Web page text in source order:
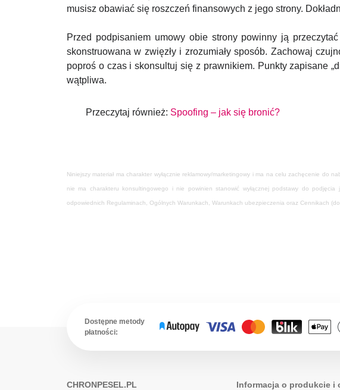
musisz obawiać się roszczeń finansowych z jego strony.
Przed podpisaniem umowy obie strony powinny ją
skonstruowana w zwięzły i zrozumiały sposób. Zachowaj
poproś o czas i skonsultuj się z prawnikiem. Punkty zapisane
wątpliwa.
Przeczytaj również: Spoofing – jak się bronić?
Niniejszy materiał ma charakter wyłącznie reklamowy/marketingowy i ma na celu zachęcenie do
nie ma charakteru konsultingowego i nie powinien stanowić wyłącznej podstawy do
odpowiednich Regulaminach, Ogólnych Warunkach, Warunkach ubezpieczenia oraz Cennikach
Dostępne metody
płatności:
CHRONPESEL.PL Informacja o produkcie i